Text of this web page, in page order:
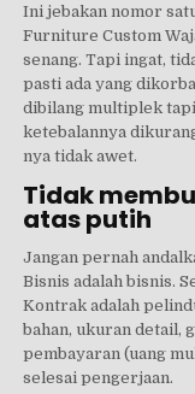
Ini jebakan nomor
Furniture Custom
senang. Tapi ingat,
pasti ada yang
dibilang multiplek
ketebalannya
nya tidak awet.
Tidak
atas putih
Jangan pernah
Bisnis adalah bisnis.
Kontrak adalah
bahan, ukuran detail,
pembayaran (uang
selesai pengerjaan.